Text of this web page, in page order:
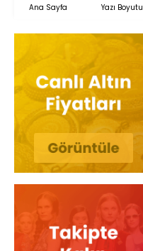
Ana Sayfa Yazı Boyutu